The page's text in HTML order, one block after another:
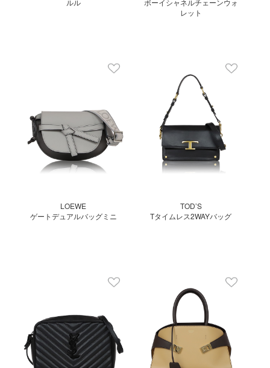
ルル
ボーイシャネルチェーンウォ
レット
LOEWE
ゲートデュアルバッグミニ
TOD’S
Tタイムレス2WAYバッグ